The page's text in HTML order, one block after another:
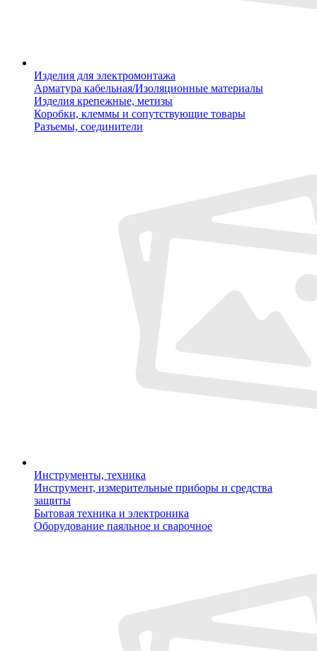
Изделия для электромонтажа
Арматура кабельная/Изоляционные материалы
Изделия крепежные, метизы
Коробки, клеммы и сопутствующие товары
Разъемы, соединители
Инструменты, техника
Инструмент, измерительные приборы и средства
защиты
Бытовая техника и электроника
Оборудование паяльное и сварочное